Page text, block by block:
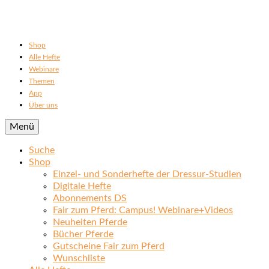
Shop
Alle Hefte
Webinare
Themen
App
Über uns
Menü
Suche
Shop
Einzel- und Sonderhefte der Dressur-Studien
Digitale Hefte
Abonnements DS
Fair zum Pferd: Campus! Webinare+Videos
Neuheiten Pferde
Bücher Pferde
Gutscheine Fair zum Pferd
Wunschliste